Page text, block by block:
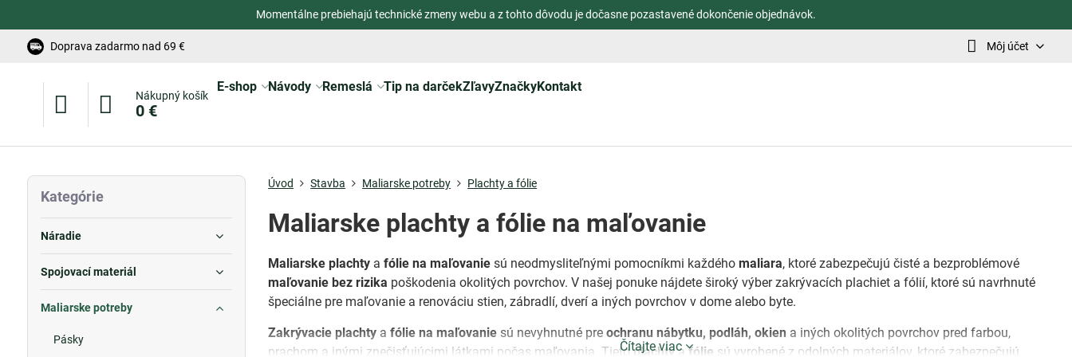
Momentálne prebiehajú technické zmeny webu a z tohto dôvodu je dočasne pozastavené dokončenie objednávok.
Doprava zadarmo nad 69 € Môj účet
Nákupný košík
0 €
E-shop Návody Remeslá Tip na darčekZľavyZnačkyKontakt
Úvod Stavba Maliarske potreby Plachty a fólie
Maliarske plachty a fólie na maľovanie
Maliarske plachty a fólie na maľovanie sú neodmysliteľnými pomocníkmi každéhomaliara, ktoré zabezpečujú čisté a bezproblémové
maľovanie bez rizika poškodenia okolitých povrchov. V našej ponuke nájdete široký výber zakrývacích plachiet a fólií, ktoré sú navrhnuté
špeciálne pre maľovanie a renováciu stien, zábradlí, dverí a iných povrchov v dome alebo byte.
Zakrývacie plachty a fólie na maľovanie sú nevyhnutné preochranu nábytku, podláh, okien a iných okolitých povrchov pred farbou,
prachom a inými znečisťujúcimi látkami počas maľovania. Tietoplachtya fólie sú vyrobené z odolných materiálov, ktoré zabezpečujú
Čítajte viac
Kategórie
Náradie
Spojovací materiál
Maliarske potreby
Pásky